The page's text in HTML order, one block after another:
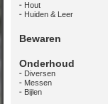
Hout
Huiden & Leer
Bewaren
Onderhoud
Diversen
Messen
Bijlen